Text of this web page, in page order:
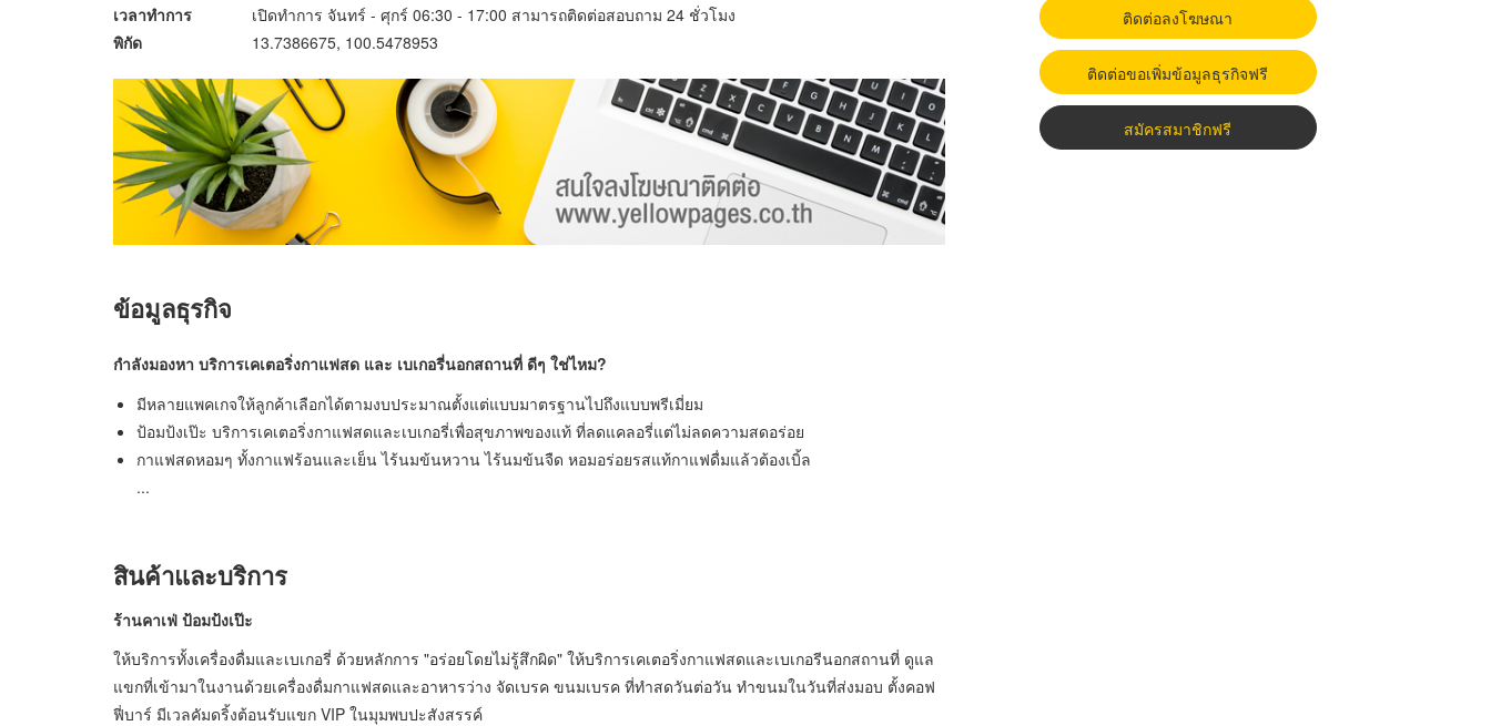
เวลาทำการ
เปิดทำการ จันทร์ - ศุกร์ 06:30 - 17:00 สามารถติดต่อสอบถาม 24 ชั่วโมง
พิกัด
13.7386675, 100.5478953
ข้อมูลธุรกิจ
กำลังมองหา บริการเคเตอริ่งกาแฟสด และ เบเกอรี่นอกสถานที่ ดีๆ ใช่ไหม?
มีหลายแพคเกจให้ลูกค้าเลือกได้ตามงบประมาณตั้งแต่แบบมาตรฐานไปถึงแบบพรีเมี่ยม
ป้อมป้งเป๊ะ บริการเคเตอริ่งกาแฟสดและเบเกอรี่เพื่อสุขภาพของแท้ ที่ลดแคลอรี่แต่ไม่ลดความสดอร่อย
กาแฟสดหอมๆ ทั้งกาแฟร้อนและเย็น ไร้นมข้นหวาน ไร้นมข้นจืด หอมอร่อยรสแท้กาแฟดื่มแล้วต้องเบิ้ล
...
สินค้าและบริการ
ร้านคาเฟ่ ป้อมป้งเป๊ะ
ให้บริการทั้งเครื่องดื่มและเบเกอรี่ ด้วยหลักการ "อร่อยโดยไม่รู้สึกผิด" ให้บริการเคเตอริ่งกาแฟสดและเบเกอรีนอกสถานที่ ดูแล
แขกที่เข้ามาในงานด้วยเครื่องดื่มกาแฟสดและอาหารว่าง จัดเบรค ขนมเบรค ที่ทำสดวันต่อวัน ทำขนมในวันที่ส่งมอบ ตั้งคอฟ
ฟี่บาร์ มีเวลคัมดริ้งต้อนรับแขก VIP ในมุมพบปะสังสรรค์
ติดต่อลงโฆษณา
ติดต่อขอเพิ่มข้อมูลธุรกิจฟรี
สมัครสมาชิกฟรี